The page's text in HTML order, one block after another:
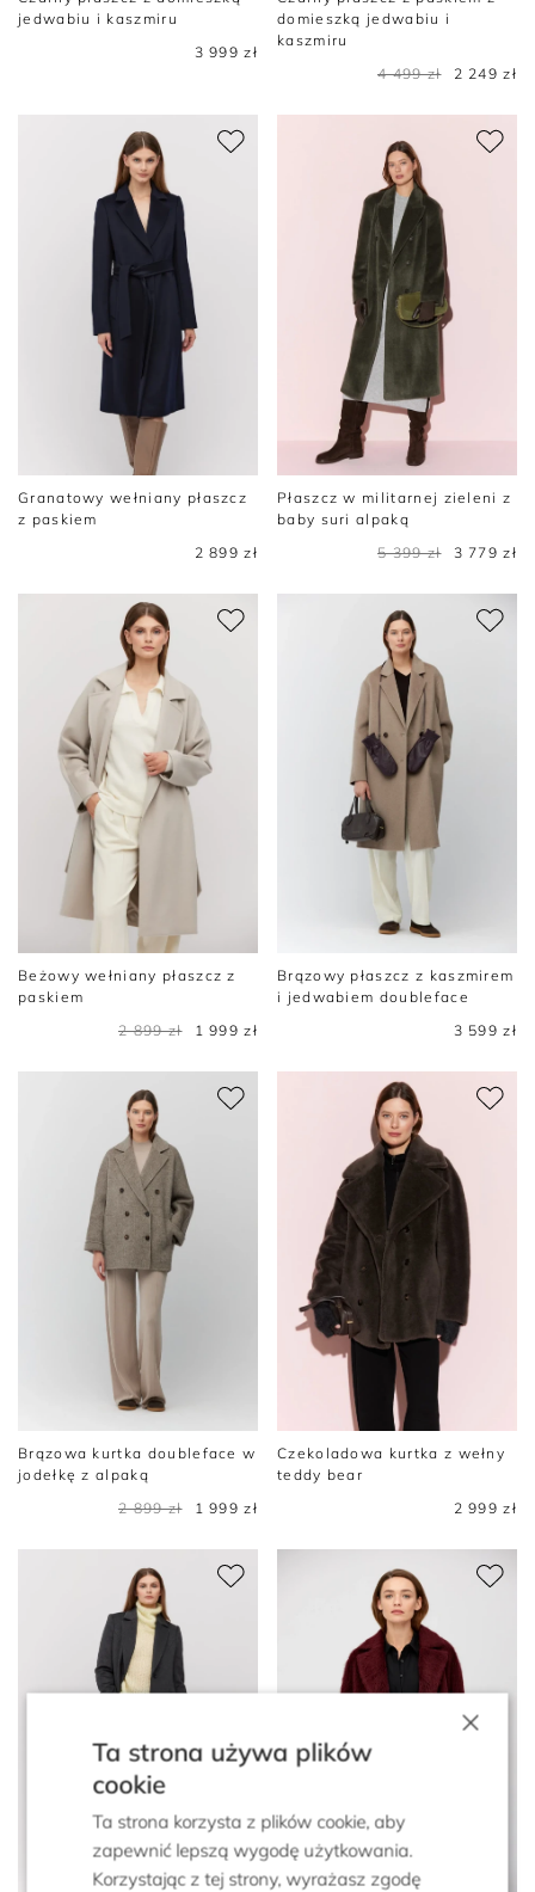
jedwabiu i kaszmiru
3 999 zł
domieszką jedwabiu i
kaszmiru
4 499 zł
2 249 zł
Granatowy wełniany płaszcz
z paskiem
2 899 zł
Płaszcz w militarnej zieleni z
baby suri alpaką
5 399 zł
3 779 zł
Beżowy wełniany płaszcz z
paskiem
2 899 zł
1 999 zł
Brązowy płaszcz z kaszmirem
i jedwabiem doubleface
3 599 zł
Brązowa kurtka doubleface w
jodełkę z alpaką
2 899 zł
1 999 zł
Czekoladowa kurtka z wełny
teddy bear
2 999 zł
×
Ta strona używa plików
cookie
Ta strona korzysta z plików cookie, aby
zapewnić lepszą wygodę użytkowania.
Korzystając z tej strony, wyrażasz zgodę